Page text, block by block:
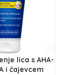
lica s AHA-
i čajevcem